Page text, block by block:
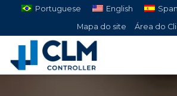
Pular
o
conteúdo
Portuguese English
Mapa do site
Área do